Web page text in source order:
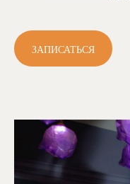
ЗАПИСАТЬСЯ